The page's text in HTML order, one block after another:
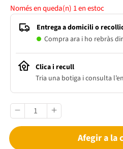
Només en queda(n) 1en estoc
Entrega a domicili o
Compra ara i ho rebràs
Clica i recull
Tria una botiga i consulta
Afegir a la